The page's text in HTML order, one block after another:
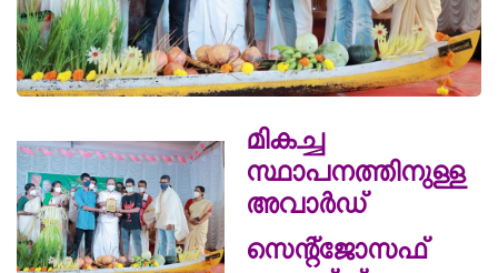
മികച്ച
സ്ഥാപനത്തിനുള്ള
അവാർഡ്
സെന്റ്ജോസഫ്